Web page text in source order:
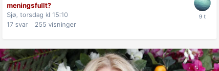
meningsfullt?
Sjø, torsdag kl 15:10
17 svar 255 visninger